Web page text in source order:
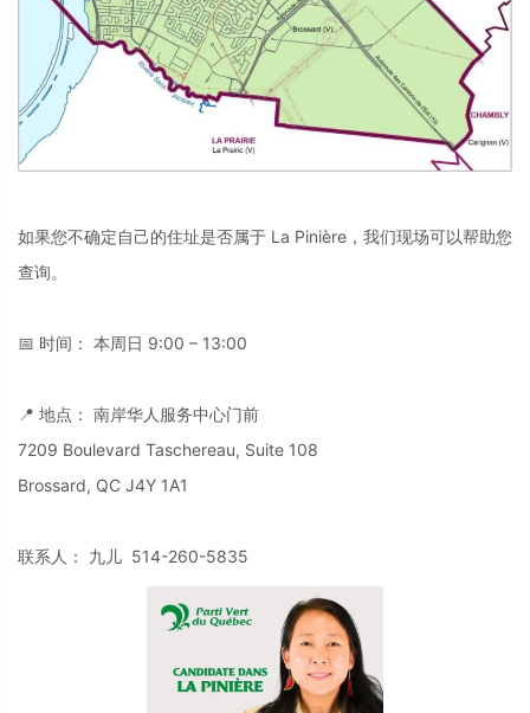
如果您不确定自己的住址是否属于 La Pinière，我们现场可以帮助您
查询。
📅 时间： 本周日 9:00 – 13:00
📍 地点： 南岸华人服务中心门前
7209 Boulevard Taschereau, Suite 108
Brossard, QC J4Y 1A1
联系人： 九儿 514-260-5835